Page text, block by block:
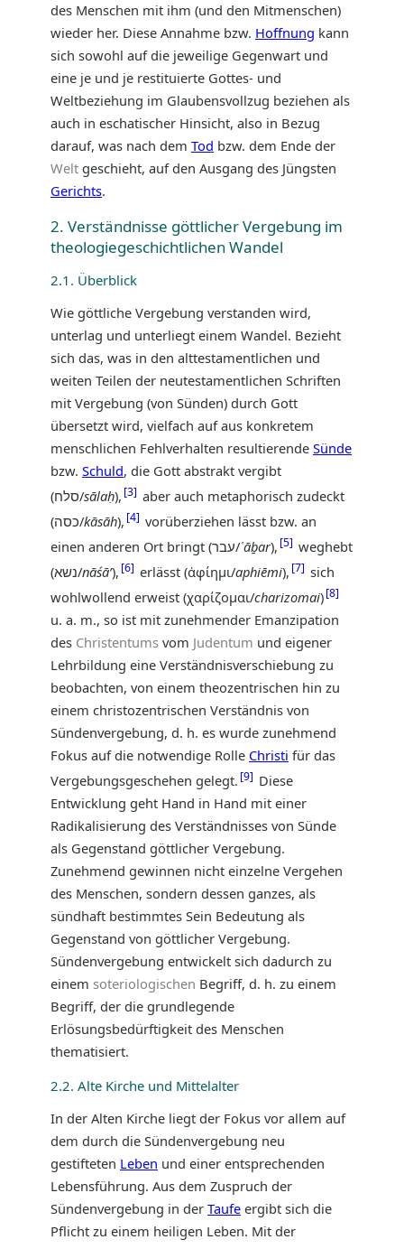
des Menschen mit ihm (und den Mitmenschen)
wieder her. Diese Annahme bzw. Hoffnung kann
sich sowohl auf die jeweilige Gegenwart und
eine je und je restituierte Gottes- und
Weltbeziehung im Glaubensvollzug beziehen als
auch in eschatischer Hinsicht, also in Bezug
darauf, was nach dem Tod bzw. dem Ende der
Welt geschieht, auf den Ausgang des Jüngsten
Gerichts.
2. Verständnisse göttlicher Vergebung im
theologiegeschichtlichen Wandel
2.1. Überblick
Wie göttliche Vergebung verstanden wird,
unterlag und unterliegt einem Wandel. Bezieht
sich das, was in den alttestamentlichen und
weiten Teilen der neutestamentlichen Schriften
mit Vergebung (von Sünden) durch Gott
übersetzt wird, vielfach auf aus konkretem
menschlichen Fehlverhalten resultierende Sünde
bzw. Schuld, die Gott abstrakt vergibt
(סלח/sālaḥ), 3 aber auch metaphorisch zudeckt
(כסה/kāsāh), 4 vorüberziehen lässt bzw. an
einen anderen Ort bringt (עבר/῾āḇar), 5 weghebt
(נשא/nāśāʼ), 6 erlässt (ἀφίημι/aphiēmi), 7 sich
wohlwollend erweist (χαρίζομαι/charizomai) 8
u. a. m., so ist mit zunehmender Emanzipation
des Christentums vom Judentum und eigener
Lehrbildung eine Verständnisverschiebung zu
beobachten, von einem theozentrischen hin zu
einem christozentrischen Verständnis von
Sündenvergebung, d. h. es wurde zunehmend
Fokus auf die notwendige Rolle Christi für das
Vergebungsgeschehen gelegt. 9
Diese
Entwicklung geht Hand in Hand mit einer
Radikalisierung des Verständnisses von Sünde
als Gegenstand göttlicher Vergebung.
Zunehmend gewinnen nicht einzelne Vergehen
des Menschen, sondern dessen ganzes, als
sündhaft bestimmtes Sein Bedeutung als
Gegenstand von göttlicher Vergebung.
Sündenvergebung entwickelt sich dadurch zu
einem soteriologischen Begriff, d. h. zu einem
Begriff, der die grundlegende
Erlösungsbedürftigkeit des Menschen
thematisiert.
2.2. Alte Kirche und Mittelalter
In der Alten Kirche liegt der Fokus vor allem auf
dem durch die Sündenvergebung neu
gestifteten Leben und einer entsprechenden
Lebensführung. Aus dem Zuspruch der
Sündenvergebung in der Taufe ergibt sich die
Pflicht zu einem heiligen Leben. Mit der